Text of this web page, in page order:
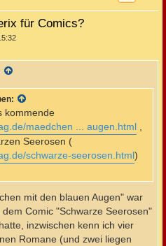
für Comics?
kommende
maedchen ... augen.html
Seerosen (
schwarze-seerosen.html)
mit den blauen Augen" war
Comic "Schwarze Seerosen"
inzwischen kenn ich vier
Romane (und zwei liegen